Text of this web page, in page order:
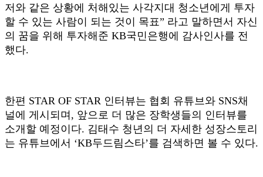
저와 같은 상황에 처해있는 사각지대 청소년에게 투자
할 수 있는 사람이 되는 것이 목표” 라고 말하면서 자신
의 꿈을 위해 투자해준 KB국민은행에 감사인사를 전
했다.
한편 STAR OF STAR 인터뷰는 협회 유튜브와 SNS채
널에 게시되며, 앞으로 더 많은 장학생들의 인터뷰를
소개할 예정이다. 김태수 청년의 더 자세한 성장스토리
는 유튜브에서 ‘KB두드림스타’를 검색하면 볼 수 있다.